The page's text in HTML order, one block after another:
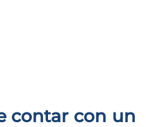
contar con un